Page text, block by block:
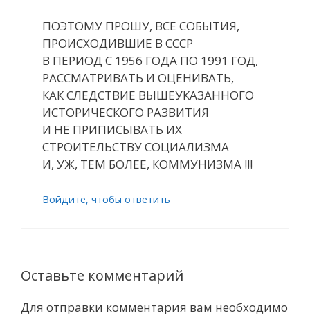
ПОЭТОМУ ПРОШУ, ВСЕ СОБЫТИЯ,
ПРОИСХОДИВШИЕ В СССР
В ПЕРИОД С 1956 ГОДА ПО 1991 ГОД,
РАССМАТРИВАТЬ И ОЦЕНИВАТЬ,
КАК СЛЕДСТВИЕ ВЫШЕУКАЗАННОГО
ИСТОРИЧЕСКОГО РАЗВИТИЯ
И НЕ ПРИПИСЫВАТЬ ИХ
СТРОИТЕЛЬСТВУ СОЦИАЛИЗМА
И, УЖ, ТЕМ БОЛЕЕ, КОММУНИЗМА !!!
Войдите, чтобы ответить
Оставьте комментарий
Для отправки комментария вам необходимо